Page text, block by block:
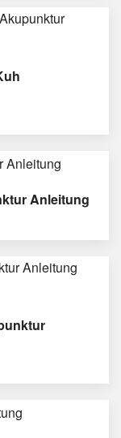
Anleitung